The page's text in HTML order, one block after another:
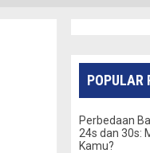
POPULAR
Perbedaan
24s dan 30s:
Kamu?